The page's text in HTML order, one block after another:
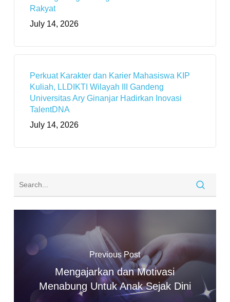
Rakyat
July 14, 2026
Perkuat Karakter dan Karier Mahasiswa KIP
Kuliah, LLDIKTI Wilayah III Gandeng
Universitas Ary Ginanjar Hadirkan Inovasi
TalentDNA
July 14, 2026
Previous Post
Mengajarkan dan Motivasi
Menabung Untuk Anak Sejak Dini